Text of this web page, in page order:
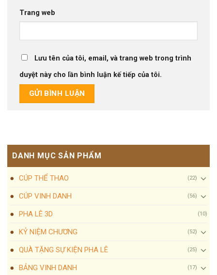
Trang web
Lưu tên của tôi, email, và trang web trong trình
duyệt này cho lần bình luận kế tiếp của tôi.
DANH MỤC SẢN PHẨM
CÚP THỂ THAO (22)
CÚP VINH DANH (56)
PHA LÊ 3D (10)
KỶ NIỆM CHƯƠNG (52)
QUÀ TẶNG SỰ KIỆN PHA LÊ (25)
BẢNG VINH DANH (17)